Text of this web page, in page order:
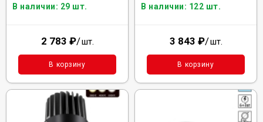
В наличии: 29 шт.
2 783 ₽/шт.
В корзину
В наличии: 122 шт.
3 843 ₽/шт.
В корзину